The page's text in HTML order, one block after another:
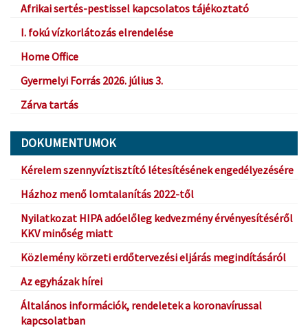
Afrikai sertés-pestissel kapcsolatos tájékoztató
I. fokú vízkorlátozás elrendelése
Home Office
Gyermelyi Forrás 2026. július 3.
Zárva tartás
DOKUMENTUMOK
Kérelem szennyvíztisztító létesítésének engedélyezésére
Házhoz menő lomtalanítás 2022-től
Nyilatkozat HIPA adóelőleg kedvezmény érvényesítéséről
KKV minőség miatt
Közlemény körzeti erdőtervezési eljárás megindításáról
Az egyházak hírei
Általános információk, rendeletek a koronavírussal
kapcsolatban